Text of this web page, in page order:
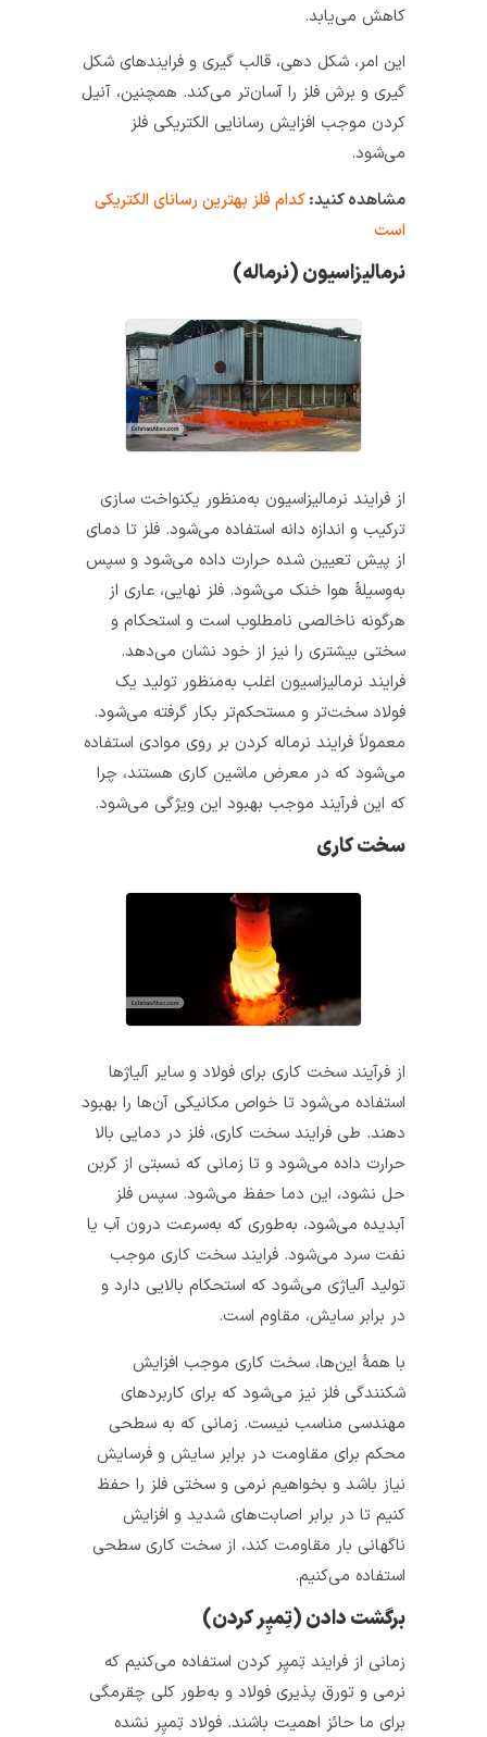
کاهش می‌یابد.
این امر، شکل دهی، قالب گیری و فرایندهای شکل
گیری و برش فلز را آسان‌تر می‌کند. همچنین، آنیل
کردن موجب افزایش رسانایی الکتریکی فلز
مشاهده کنید:کدام فلز بهترین رسانای الکتریکی
نرمالیزاسیون (نرماله)
از فرایند نرمالیزاسیون به‌منظور یکنواخت سازی
ترکیب و اندازه دانه استفاده می‌شود. فلز تا دمای
از پیش تعیین شده حرارت داده می‌شود و سپس
به‌وسیلهٔ هوا خنک می‌شود. فلز نهایی، عاری از
هرگونه ناخالصی نامطلوب است و استحکام و
سختی بیشتری را نیز از خود نشان می‌دهد.
فرایند نرمالیزاسیون اغلب به‌منظور تولید یک
فولاد سخت‌تر و مستحکم‌تر بکار گرفته می‌شود.
معمولاً فرایند نرماله کردن بر روی موادی استفاده
می‌شود که در معرض ماشین کاری هستند، چرا
که این فرآیند موجب بهبود این ویژگی می‌شود.
سخت کاری
از فرآیند سخت کاری برای فولاد و سایر آلیاژها
استفاده می‌شود تا خواص مکانیکی آن‌ها را بهبود
دهند. طی فرایند سخت کاری، فلز در دمایی بالا
حرارت داده می‌شود و تا زمانی که نسبتی از کربن
حل نشود، این دما حفظ می‌شود. سپس فلز
آبدیده می‌شود، به‌طوری که به‌سرعت درون آب یا
نفت سرد می‌شود. فرایند سخت کاری موجب
تولید آلیاژی می‌شود که استحکام بالایی دارد و
در برابر سایش، مقاوم است.
با همهٔ این‌ها، سخت کاری موجب افزایش
شکنندگی فلز نیز می‌شود که برای کاربردهای
مهندسی مناسب نیست. زمانی که به سطحی
محکم برای مقاومت در برابر سایش و فرسایش
نیاز باشد و بخواهیم نرمی و سختی فلز را حفظ
کنیم تا در برابر اصابت‌های شدید و افزایش
ناگهانی بار مقاومت کند، از سخت کاری سطحی
استفاده می‌کنیم.
برگشت دادن(تِمپِر کردن)
زمانی از فرایند تِمپِر کردن استفاده می‌کنیم که
نرمی و تورق پذیری فولاد و به‌طور کلی چقرمگی
برای ما حائز اهمیت باشند. فولاد تِمپِر نشده